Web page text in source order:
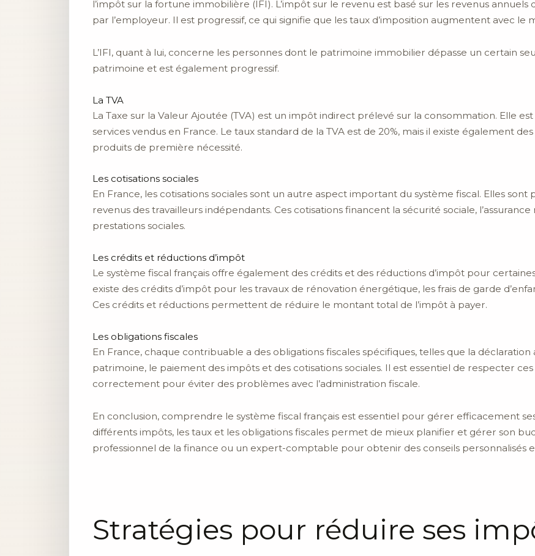
l’impôt sur la fortune immobilière (IFI). L’impôt sur le revenu est basé sur les revenus
par l’employeur. Il est progressif, ce qui signifie que les taux d’imposition augmentent avec le
L’IFI, quant à lui, concerne les personnes dont le patrimoine immobilier dépasse un certain
patrimoine et est également progressif.
La TVA
La Taxe sur la Valeur Ajoutée (TVA) est un impôt indirect prélevé sur la consommation. Elle
services vendus en France. Le taux standard de la TVA est de 20%, mais il existe également
produits de première nécessité.
Les cotisations sociales
En France, les cotisations sociales sont un autre aspect important du système fiscal. Elles sont
revenus des travailleurs indépendants. Ces cotisations financent la sécurité sociale,
prestations sociales.
Les crédits et réductions d’impôt
Le système fiscal français offre également des crédits et des réductions d’impôt pour
existe des crédits d’impôt pour les travaux de rénovation énergétique, les frais de garde
Ces crédits et réductions permettent de réduire le montant total de l’impôt à payer.
Les obligations fiscales
En France, chaque contribuable a des obligations fiscales spécifiques, telles que la
patrimoine, le paiement des impôts et des cotisations sociales. Il est essentiel de respecter
correctement pour éviter des problèmes avec l’administration fiscale.
En conclusion, comprendre le système fiscal français est essentiel pour gérer efficacement
différents impôts, les taux et les obligations fiscales permet de mieux planifier et gérer son
professionnel de la finance ou un expert-comptable pour obtenir des conseils personnalisés
Stratégies pour réduire ses